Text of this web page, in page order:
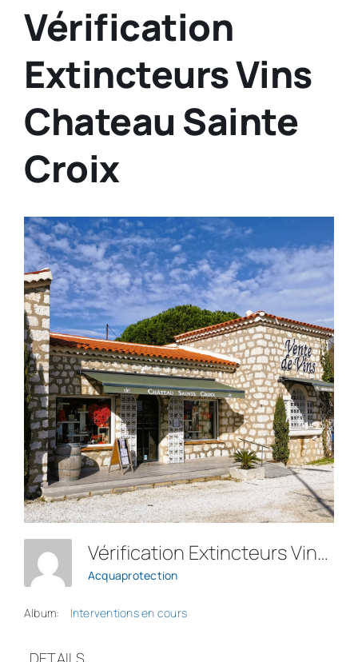
Vérification
Extincteurs Vins
Chateau Sainte
Croix
Vérification Extincteurs Vins Chateau Sainte Croix
Acquaprotection
Album: Interventions en cours